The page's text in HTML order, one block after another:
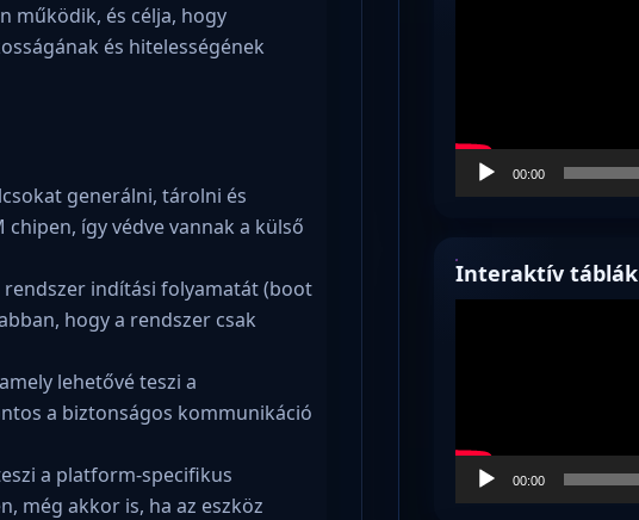
működik, és célja, hogy
és hitelességének
generálni, tárolni és
így védve vannak a külső
rendszer indítási folyamatát (boot
hogy a rendszer csak
lehetővé teszi a
a biztonságos kommunikáció
a platform-specifikus
még akkor is, ha az eszköz
00:00
Interaktív táblák
00:00